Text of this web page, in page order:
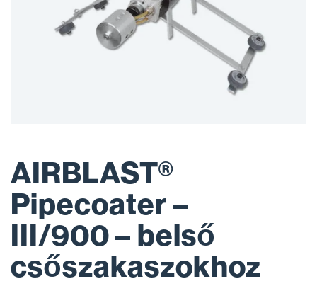
AIRBLAST®
Pipecoater –
III/900 – belső
csőszakaszokhoz